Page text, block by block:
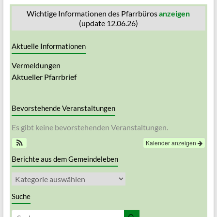
Wichtige Informationen des Pfarrbürosanzeigen
(update 12.06.26)
Aktuelle Informationen
Vermeldungen
Aktueller Pfarrbrief
Bevorstehende Veranstaltungen
Es gibt keine bevorstehenden Veranstaltungen.
Kalender anzeigen
Berichte aus dem Gemeindeleben
Berichte
aus
dem
Gemeindeleben
Suche